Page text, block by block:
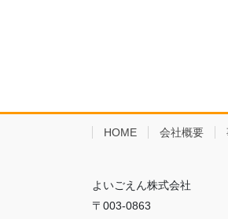
HOME 会社概要
よいごえん株式会社
〒003-0863